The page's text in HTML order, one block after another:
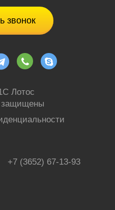
звонок
Лотос
защищены
+7 (3652) 67-13-93